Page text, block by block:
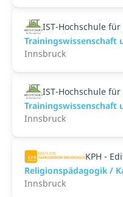
IST-Hochschule
Trainingswissenschaft
Innsbruck
IST-Hochschule
Trainingswissenschaft
Innsbruck
KPH -
Religionspädagogik /
Innsbruck